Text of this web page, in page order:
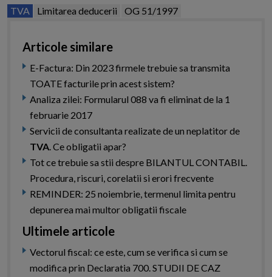
TVA Limitarea deducerii OG 51/1997
Articole similare
E-Factura: Din 2023 firmele trebuie sa transmita
TOATE facturile prin acest sistem?
Analiza zilei: Formularul 088 va fi eliminat de la 1
februarie 2017
Servicii de consultanta realizate de un neplatitor de
TVA. Ce obligatii apar?
Tot ce trebuie sa stii despre BILANTUL CONTABIL.
Procedura, riscuri, corelatii si erori frecvente
REMINDER: 25 noiembrie, termenul limita pentru
depunerea mai multor obligatii fiscale
Ultimele articole
Vectorul fiscal: ce este, cum se verifica si cum se
modifica prin Declaratia 700. STUDII DE CAZ